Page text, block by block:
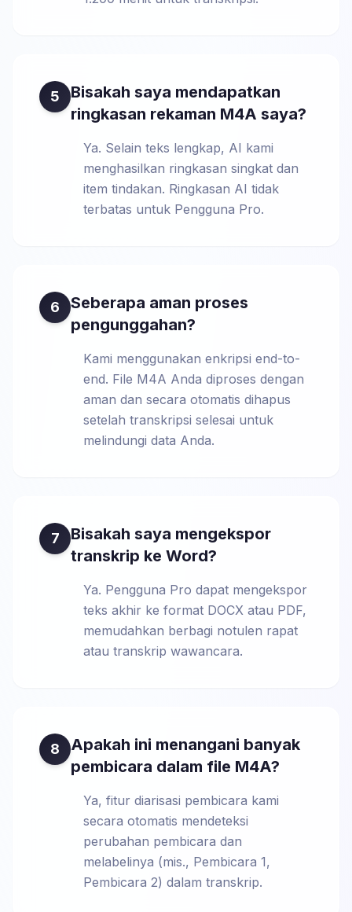
5
Bisakah saya mendapatkan
ringkasan rekaman M4A saya?
Ya. Selain teks lengkap, AI kami
menghasilkan ringkasan singkat dan
item tindakan. Ringkasan AI tidak
terbatas untuk Pengguna Pro.
6
Seberapa aman proses
pengunggahan?
Kami menggunakan enkripsi end-to-
end. File M4A Anda diproses dengan
aman dan secara otomatis dihapus
setelah transkripsi selesai untuk
melindungi data Anda.
7
Bisakah saya mengekspor
transkrip ke Word?
Ya. Pengguna Pro dapat mengekspor
teks akhir ke format DOCX atau PDF,
memudahkan berbagi notulen rapat
atau transkrip wawancara.
8
Apakah ini menangani banyak
pembicara dalam file M4A?
Ya, fitur diarisasi pembicara kami
secara otomatis mendeteksi
perubahan pembicara dan
melabelinya (mis., Pembicara 1,
Pembicara 2) dalam transkrip.